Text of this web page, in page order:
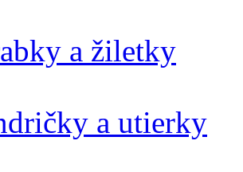
a žiletky
a utierky